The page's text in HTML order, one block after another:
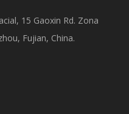
15 Gaoxin Rd. Zona
Fujian, China.